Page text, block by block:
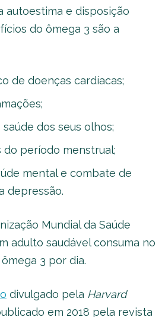
autoestima e disposição
do ômega 3 são a
de doenças cardíacas;
dos seus olhos;
do período menstrual;
mental e combate de
depressão.
Mundial da Saúde
adulto saudável consuma no
3 por dia.
divulgado pela Harvard
em 2018 pela revista